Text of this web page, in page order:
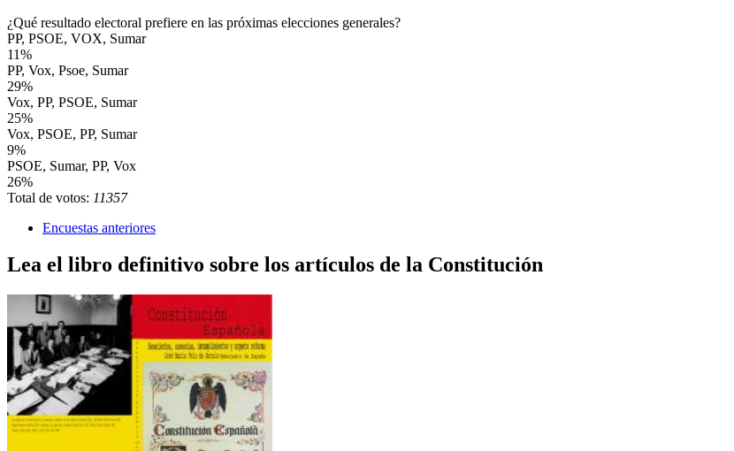
¿Qué resultado electoral prefiere en las próximas elecciones generales?
PP, PSOE, VOX, Sumar
11%
PP, Vox, Psoe, Sumar
29%
Vox, PP, PSOE, Sumar
25%
Vox, PSOE, PP, Sumar
9%
PSOE, Sumar, PP, Vox
26%
Total de votos: 11357
Encuestas anteriores
Lea el libro definitivo sobre los artículos de la Constitución